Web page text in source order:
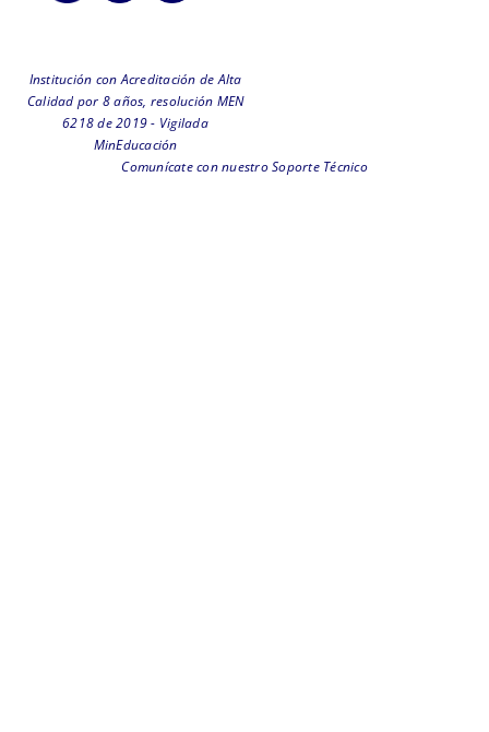
Institución con Acreditación de Alta
Calidad por 8 años, resolución MEN
6218 de 2019 - Vigilada
MinEducación
Comunícate con nuestro Soporte Técnico